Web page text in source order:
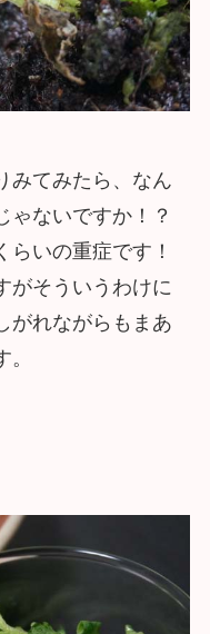
みてみたら、なん
ゃないですか！？
らいの重症です！
がそういうわけに
がれながらもまあ